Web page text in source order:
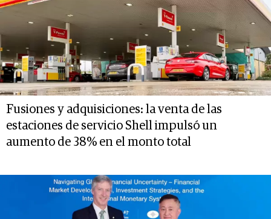
Fusiones y adquisiciones: la venta de las
estaciones de servicio Shell impulsó un
aumento de 38% en el monto total